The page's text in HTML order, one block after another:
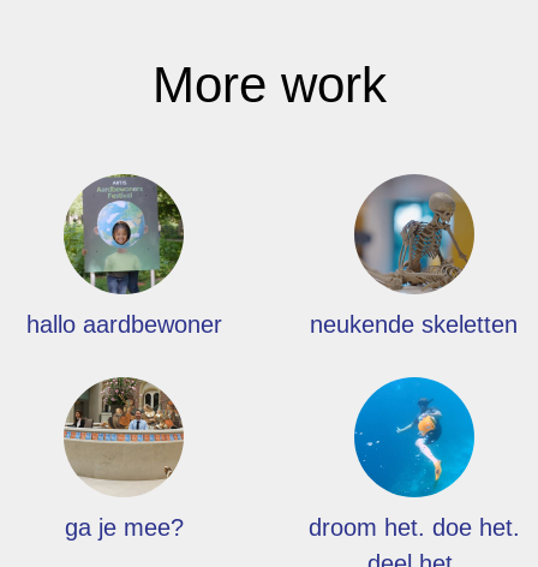
More work
hallo aardbewoner neukende skeletten
ga je mee?
droom het. doe het.